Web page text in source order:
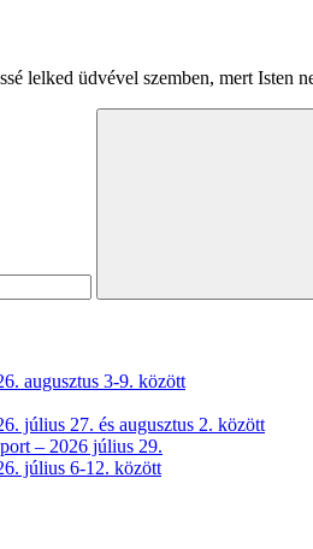
lelked üdvével szemben, mert Isten
augusztus 3-9. között
július 27. és augusztus 2. között
– 2026 július 29.
július 6-12. között